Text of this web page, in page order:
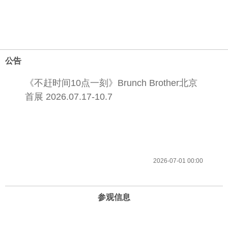
公告
《不赶时间10点一刻》Brunch Brother北京
首展 2026.07.17-10.7
2026-07-01 00:00
参观信息